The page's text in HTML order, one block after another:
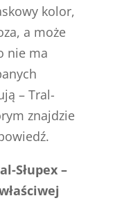
kolor,
a może
nie ma
– Tral-
znajdzie
Słupex –